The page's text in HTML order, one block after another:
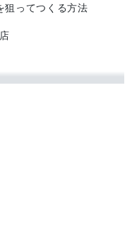
狙ってつくる方法